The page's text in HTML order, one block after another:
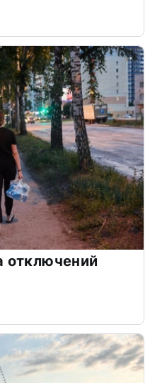
отключений